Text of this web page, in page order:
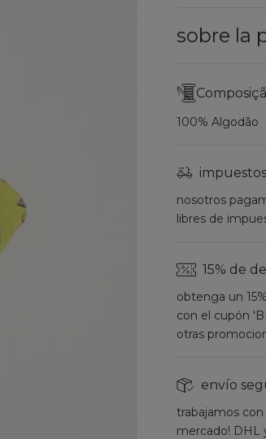
sobre la
100% Algodão
nosotros
libres de
15% de
obtenga un
con el cupón
otras
envío
trabajamos
mercado! DHL